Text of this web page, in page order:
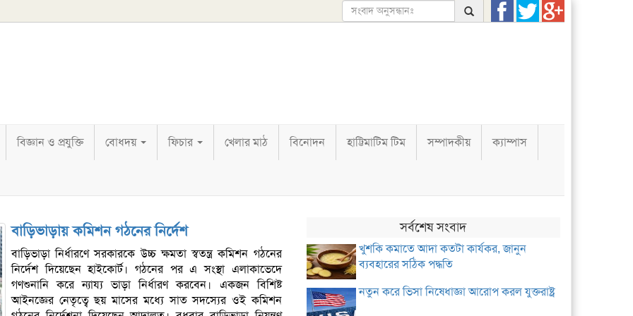
বিজ্ঞান ও প্রযুক্তি বোধদয় ফিচার খেলার মাঠ বিনোদন হাট্টিমাটিম টিম সম্পাদকীয় ক্যাম্পাস
বাড়িভাড়ায় কমিশন গঠনের নির্দেশ
বাড়িভাড়া নির্ধারণে সরকারকে উচ্চ ক্ষমতা স্বতন্ত্র কমিশন গঠনের
নির্দেশ দিয়েছেন হাইকোর্ট। গঠনের পর এ সংস্থা এলাকাভেদে
গণশুনানি করে ন্যায্য ভাড়া নির্ধারণ করবেন। একজন বিশিষ্ট
আইনজ্ঞের নেতৃত্বে ছয় মাসের মধ্যে সাত সদস্যের ওই কমিশন
সর্বশেষ সংবাদ
খুশকি কমাতে আদা কতটা কার্যকর, জানুন
ব্যবহারের সঠিক পদ্ধতি
নতুন করে ভিসা নিষেধাজ্ঞা আরোপ করল যুক্তরাষ্ট্র